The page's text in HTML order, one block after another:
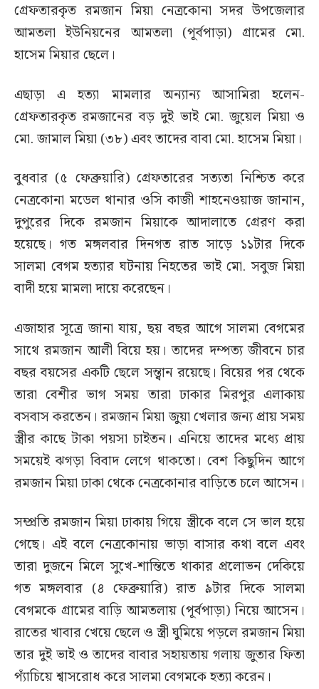
গ্রেফতারকৃত রমজান মিয়া নেত্রকোনা সদর উপজেলার
আমতলা ইউনিয়নের আমতলা (পূর্বপাড়া) গ্রামের মো.
হাসেম মিয়ার ছেলে।
এছাড়া এ হত্যা মামলার অন্যান্য আসামিরা হলেন-
গ্রেফতারকৃত রমজানের বড় দুই ভাই মো. ‍জুয়েল মিয়া ও
মো. জামাল মিয়া (৩৮) এবং তাদের বাবা মো. হাসেম মিয়া।
বুধবার (৫ ফেব্রুয়ারি) গ্রেফতারের সত্যতা নিশ্চিত করে
নেত্রকোনা মডেল থানার ওসি কাজী শাহনেওয়াজ জানান,
দুপুরের দিকে রমজান মিয়াকে আদালাতে গ্রেরণ করা
হয়েছে। গত মঙ্গলবার দিনগত রাত সাড়ে ১১টার দিকে
সালমা বেগম হত্যার ঘটনায় নিহতের ভাই মো. সবুজ মিয়া
বাদী হয়ে মামলা দায়ে করেছেন।
এজাহার সূত্রে জানা যায়, ছয় বছর আগে সালমা বেগমের
সাথে রমজান আলী বিয়ে হয়। তাদের দম্পত্য জীবনে চার
বছর বয়সের একটি ছেলে সন্ত্বান রয়েছে। বিয়ের পর থেকে
তারা বেশীর ভাগ সময় তারা ঢাকার মিরপুর এলাকায়
বসবাস করতেন। রমজান মিয়া জুয়া খেলার জন্য প্রায় সময়
স্ত্রীর কাছে টাকা পয়সা চাইতন। এনিয়ে তাদের মধ্যে প্রায়
সময়েই ঝগড়া বিবাদ লেগে থাকতো। বেশ কিছুদিন আগে
রমজান মিয়া ঢাকা থেকে নেত্রকোনার বাড়িতে চলে আসেন।
সম্প্রতি রমজান মিয়া ঢাকায় গিয়ে স্ত্রীকে বলে সে ভাল হয়ে
গেছে। এই বলে নেত্রকোনায় ভাড়া বাসার কথা বলে এবং
তারা দুজনে মিলে সুখে-শান্তিতে থাকার প্রলোভন দেকিয়ে
গত মঙ্গলবার (৪ ফেব্রুয়ারি) রাত ৯টার দিকে সালমা
বেগমকে গ্রামের বাড়ি আমতলায় (পূর্বপাড়া) নিয়ে আসেন।
রাতের খাবার খেয়ে ছেলে ও স্ত্রী ঘুমিয়ে পড়লে রমজান মিয়া
তার দুই ভাই ও তাদের বাবার সহায়তায় গলায় জুতার ফিতা
প্যাঁচিয়ে শ্বাসরোধ করে সালমা বেগমকে হত্যা করেন।